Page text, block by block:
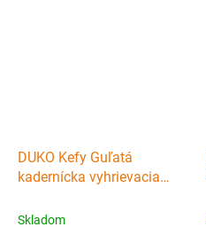
DUKO Kefy Guľatá
kadernícka vyhrievacia
kvet - 25mm...
Skladom